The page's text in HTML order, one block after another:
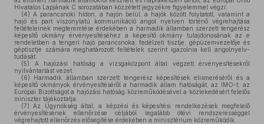
Hivatalos Lapjának C sorozatában közzétett jegyzékre figyelemmel végzi.
(4) A parancsnoki hídon, a hajón belül, a hajók között folytatott, valamint a
hajó és part viszonylatú kommunikáció angol nyelven történő végrehajtása
feltételeinek megteremtése érdekében a harmadik államban szerzett tengerész
képesítő okmány érvényesítéséhez a képesítő okmány tulajdonosának az e
rendeletben a tengeri hajó parancsnoka, fedélzeti tisztje, gépüzemvezetője és
géptisztje számára meghatározott feltételek szerint igazolnia kell angolnyelv-
tudását.
(5) A hajózási hatóság a vizsgaközpont által végzett érvényesítésekről
nyilvántartást vezet.
(6) Harmadik államban szerzett tengerész képesítések elismeréséről és a
képesítő okmányok érvényesítéséről a harmadik állam hatóságát, az IMO-t, az
Európai Bizottságot a hajózási hatóság közreműködésével a közlekedésért felelős
miniszter tájékoztatja.
(7) Az Ügynökség által, a képzési és képesítési rendelkezések megfelelő
érvényesítésének ellenőrzése céljából legalább ötévi rendszerességgel
végrehajtott ellenőrzés elősegítése érdekében a minisztérium közreműködik.